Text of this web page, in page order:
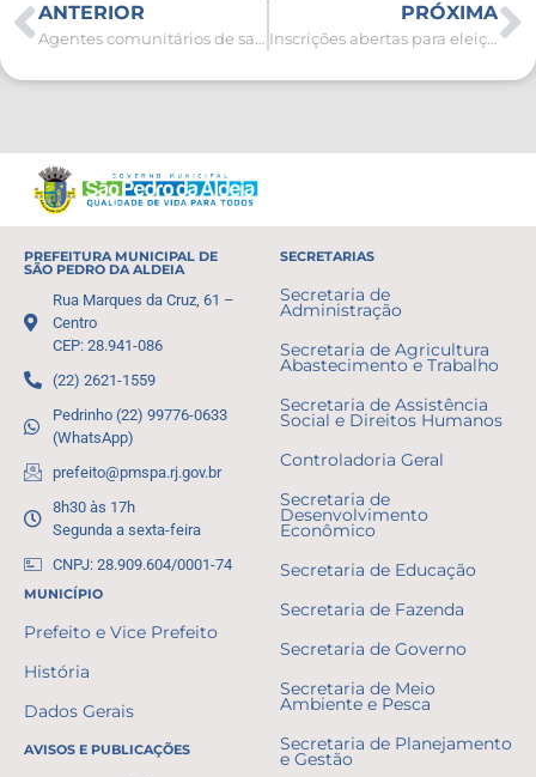
ANTERIOR
Agentes comunitários de saúde tomam posse
PRÓXIMA
Inscrições abertas para eleição no Conselho Municipal de Ambiente
PREFEITURA MUNICIPAL DE
SÃO PEDRO DA ALDEIA
Rua Marques da Cruz, 61 –
Centro
CEP: 28.941-086
(22) 2621-1559
Pedrinho (22) 99776-0633
(WhatsApp)
prefeito@pmspa.rj.gov.br
8h30 às 17h
Segunda a sexta-feira
CNPJ: 28.909.604/0001-74
MUNICÍPIO
Prefeito e Vice Prefeito
História
Dados Gerais
AVISOS E PUBLICAÇÕES
SECRETARIAS
Secretaria de
Administração
Secretaria de Agricultura
Abastecimento e Trabalho
Secretaria de Assistência
Social e Direitos Humanos
Controladoria Geral
Secretaria de
Desenvolvimento
Econômico
Secretaria de Educação
Secretaria de Fazenda
Secretaria de Governo
Secretaria de Meio
Ambiente e Pesca
Secretaria de Planejamento
e Gestão